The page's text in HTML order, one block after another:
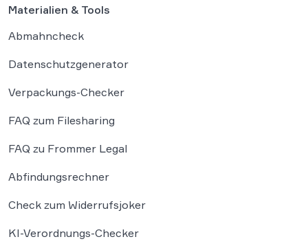
Materialien & Tools
Abmahncheck
Datenschutzgenerator
Verpackungs-Checker
FAQ zum Filesharing
FAQ zu Frommer Legal
Abfindungsrechner
Check zum Widerrufsjoker
KI-Verordnungs-Checker